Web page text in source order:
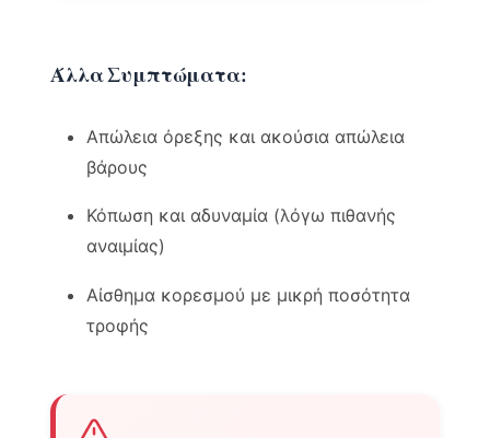
Άλλα Συμπτώματα:
Απώλεια όρεξης και ακούσια απώλεια
βάρους
Κόπωση και αδυναμία (λόγω πιθανής
αναιμίας)
Αίσθημα κορεσμού με μικρή ποσότητα
τροφής